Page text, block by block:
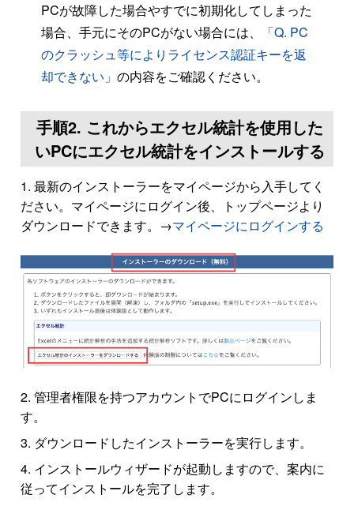
PCが故障した場合やすでに初期化してしまった
場合、手元にそのPCがない場合には、
「Q. PC
のクラッシュ等によりライセンス認証キーを返
却できない」の内容をご確認ください。
手順2. これからエクセル統計を使用した
いPCにエクセル統計をインストールする
最新のインストーラーをマイページから入手してく
ださい。マイページにログイン後、トップページより
ダウンロードできます。→マイページにログインする
管理者権限を持つアカウントでPCにログインしま
す。
ダウンロードしたインストーラーを実行します。
インストールウィザードが起動しますので、案内に
従ってインストールを完了します。